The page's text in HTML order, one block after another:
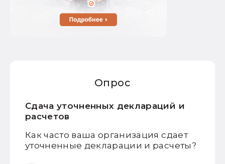
Опрос
Сдача уточненных деклараций и
расчетов
Как часто ваша организация сдает
уточненные декларации и расчеты?